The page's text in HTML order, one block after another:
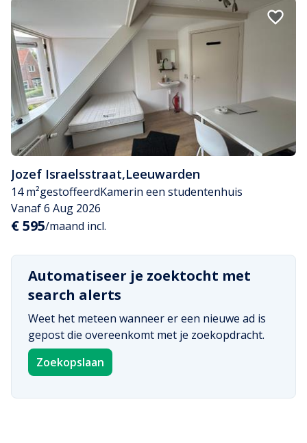
Jozef Israelsstraat,Leeuwarden
14 m²gestoffeerdKamerin een studentenhuis
Vanaf 6 Aug 2026
€ 595/maand incl.
Automatiseer je zoektocht met
search alerts
Weet het meteen wanneer er een nieuwe ad is
gepost die overeenkomt met je zoekopdracht.
Zoekopslaan